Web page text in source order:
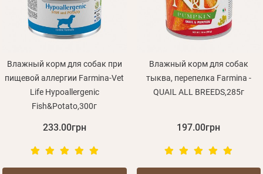
Влажный корм для собак при
пищевой аллергии Farmina-Vet
Life Hypoallergenic
Fish&Potato,300г
233.00грн
Влажный корм для собак
тыква, перепелка Farmina -
QUAIL ALL BREEDS,285г
197.00грн